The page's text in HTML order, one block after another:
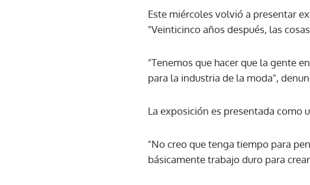
Este miércoles volvió a presentar
"Veinticinco años después, las
"Tenemos que hacer que la gente
para la industria de la moda",
La exposición es presentada como
"No creo que tenga tiempo para
básicamente trabajo duro para